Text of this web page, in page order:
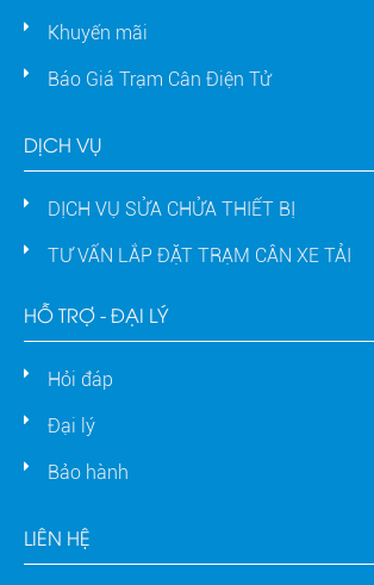
Khuyến mãi
Báo Giá Trạm Cân Điện Tử
DỊCH VỤ
DỊCH VỤ SỬA CHỬA THIẾT BỊ
TƯ VẤN LẮP ĐẶT TRẠM CÂN XE TẢI
HỖ TRỢ - ĐẠI LÝ
Hỏi đáp
Đại lý
Bảo hành
LIÊN HỆ